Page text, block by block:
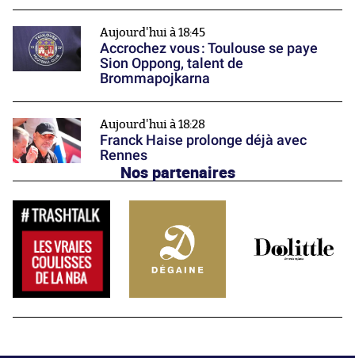
Aujourd'hui à 18:45
Accrochez vous : Toulouse se paye
Sion Oppong, talent de
Brommapojkarna
Aujourd'hui à 18:28
Franck Haise prolonge déjà avec
Rennes
Nos partenaires